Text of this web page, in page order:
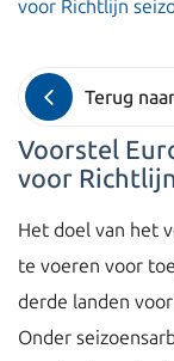
voor Richtlijn
Terug
Voorstel
voor
Het doel van het
te voeren voor
derde landen
Onder